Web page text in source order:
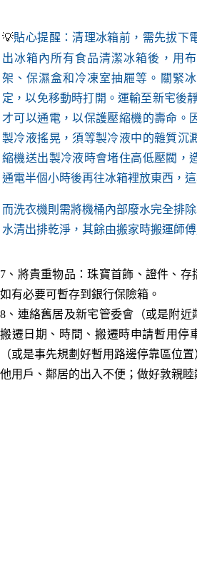
💡貼心提醒：清理冰箱前 ，需先拔下
出冰箱內所有食品清潔冰箱後，用
架、保濕盒和冷凍室抽屜等。 關緊
定，以免移動時打開。運輸至新宅後
才可以通電，以保護壓縮機的壽命。
製冷液搖晃，須等製冷液中的雜質沉
縮機送出製冷液時會堵住高低壓閥，
通電半個小時後再往冰箱裡放東西，
而洗衣機則 需將機桶內部廢水完全排
水清出排乾淨，其餘由搬家時搬運師傅
7、將貴重物品：珠寶首飾、證件、存
如有必要可暫存到銀行保險箱。
8、連絡舊居及新宅管委會（或是附近
搬遷日期、時間、搬遷時申請暫用停
（或是事先規劃好暫用路邊停靠區位
他用戶 、鄰居的出入不便；做好敦親